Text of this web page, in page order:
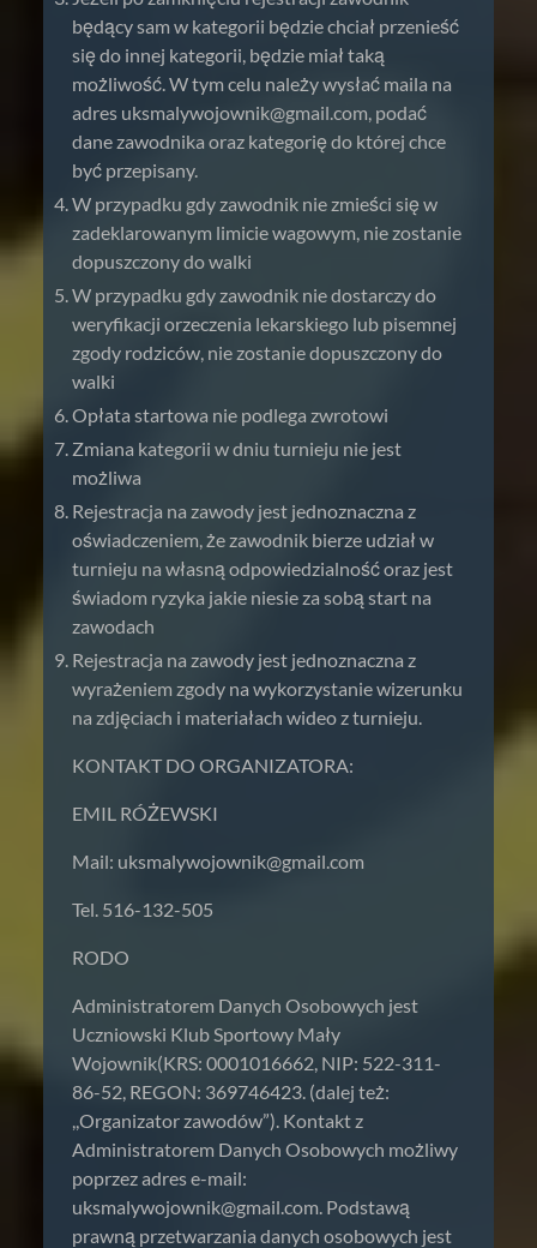
będący sam w kategorii będzie chciał przenieść
się do innej kategorii, będzie miał taką
możliwość. W tym celu należy wysłać maila na
adres uksmalywojownik@gmail.com, podać
dane zawodnika oraz kategorię do której chce
być przepisany.
W przypadku gdy zawodnik nie zmieści się w
zadeklarowanym limicie wagowym, nie zostanie
dopuszczony do walki
W przypadku gdy zawodnik nie dostarczy do
weryfikacji orzeczenia lekarskiego lub pisemnej
zgody rodziców, nie zostanie dopuszczony do
walki
Opłata startowa nie podlega zwrotowi
Zmiana kategorii w dniu turnieju nie jest
możliwa
Rejestracja na zawody jest jednoznaczna z
oświadczeniem, że zawodnik bierze udział w
turnieju na własną odpowiedzialność oraz jest
świadom ryzyka jakie niesie za sobą start na
zawodach
Rejestracja na zawody jest jednoznaczna z
wyrażeniem zgody na wykorzystanie wizerunku
na zdjęciach i materiałach wideo z turnieju.
KONTAKT DO ORGANIZATORA:
EMIL RÓŻEWSKI
Mail: uksmalywojownik@gmail.com
Tel. 516-132-505
RODO
Administratorem Danych Osobowych jest
Uczniowski Klub Sportowy Mały
Wojownik(KRS: 0001016662, NIP: 522-311-
86-52, REGON: 369746423. (dalej też:
,,Organizator zawodów”). Kontakt z
Administratorem Danych Osobowych możliwy
poprzez adres e-mail:
uksmalywojownik@gmail.com. Podstawą
prawną przetwarzania danych osobowych jest